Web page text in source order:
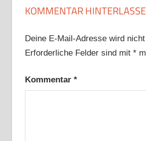
KOMMENTAR
Deine E-Mail-Adresse wird
Erforderliche Felder sind mit *
Kommentar *